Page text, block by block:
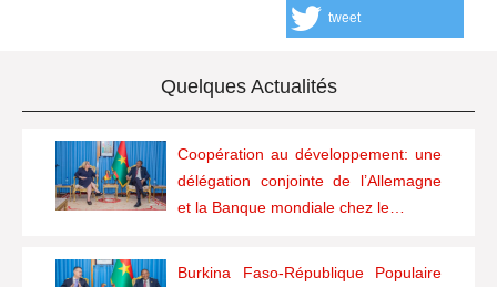
tweet
Quelques Actualités
Coopération au développement: une
délégation conjointe de l’Allemagne
et la Banque mondiale chez le…
Burkina Faso-République Populaire